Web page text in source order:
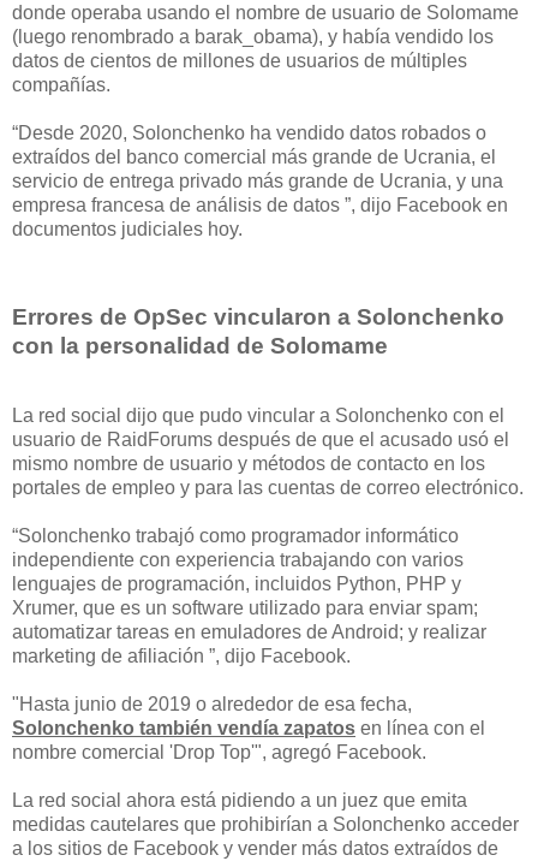
donde operaba usando el nombre de usuario de Solomame
(luego renombrado a barak_obama), y había vendido los
datos de cientos de millones de usuarios de múltiples
compañías.
“Desde 2020, Solonchenko ha vendido datos robados o
extraídos del banco comercial más grande de Ucrania, el
servicio de entrega privado más grande de Ucrania, y una
empresa francesa de análisis de datos ”, dijo Facebook en
documentos judiciales hoy.
Errores de OpSec vincularon a Solonchenko
con la personalidad de Solomame
La red social dijo que pudo vincular a Solonchenko con el
usuario de RaidForums después de que el acusado usó el
mismo nombre de usuario y métodos de contacto en los
portales de empleo y para las cuentas de correo electrónico.
“Solonchenko trabajó como programador informático
independiente con experiencia trabajando con varios
lenguajes de programación, incluidos Python, PHP y
Xrumer, que es un software utilizado para enviar spam;
automatizar tareas en emuladores de Android; y realizar
marketing de afiliación ”, dijo Facebook.
"Hasta junio de 2019 o alrededor de esa fecha,
Solonchenko también vendía zapatos en línea con el
nombre comercial 'Drop Top'", agregó Facebook.
La red social ahora está pidiendo a un juez que emita
medidas cautelares que prohibirían a Solonchenko acceder
a los sitios de Facebook y vender más datos extraídos de